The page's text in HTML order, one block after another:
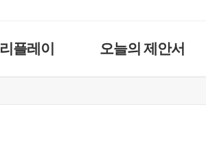
리플레이 오늘의 제안서